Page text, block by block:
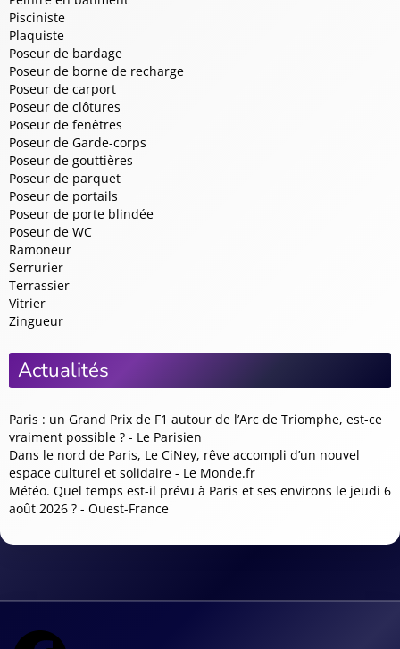
Pisciniste
Plaquiste
Poseur de bardage
Poseur de borne de recharge
Poseur de carport
Poseur de clôtures
Poseur de fenêtres
Poseur de Garde-corps
Poseur de gouttières
Poseur de parquet
Poseur de portails
Poseur de porte blindée
Poseur de WC
Ramoneur
Serrurier
Terrassier
Vitrier
Zingueur
Actualités
Paris : un Grand Prix de F1 autour de l’Arc de Triomphe, est-ce
vraiment possible ? - Le Parisien
Dans le nord de Paris, Le CiNey, rêve accompli d’un nouvel
espace culturel et solidaire - Le Monde.fr
Météo. Quel temps est-il prévu à Paris et ses environs le jeudi 6
août 2026 ? - Ouest-France